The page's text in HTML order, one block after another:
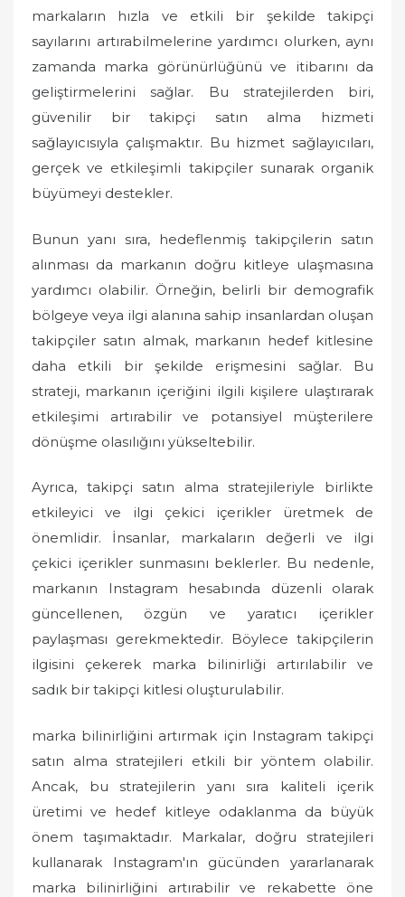
markaların hızla ve etkili bir şekilde takipçi
sayılarını artırabilmelerine yardımcı olurken, aynı
zamanda marka görünürlüğünü ve itibarını da
geliştirmelerini sağlar. Bu stratejilerden biri,
güvenilir bir takipçi satın alma hizmeti
sağlayıcısıyla çalışmaktır. Bu hizmet sağlayıcıları,
gerçek ve etkileşimli takipçiler sunarak organik
büyümeyi destekler.
Bunun yanı sıra, hedeflenmiş takipçilerin satın
alınması da markanın doğru kitleye ulaşmasına
yardımcı olabilir. Örneğin, belirli bir demografik
bölgeye veya ilgi alanına sahip insanlardan oluşan
takipçiler satın almak, markanın hedef kitlesine
daha etkili bir şekilde erişmesini sağlar. Bu
strateji, markanın içeriğini ilgili kişilere ulaştırarak
etkileşimi artırabilir ve potansiyel müşterilere
dönüşme olasılığını yükseltebilir.
Ayrıca, takipçi satın alma stratejileriyle birlikte
etkileyici ve ilgi çekici içerikler üretmek de
önemlidir. İnsanlar, markaların değerli ve ilgi
çekici içerikler sunmasını beklerler. Bu nedenle,
markanın Instagram hesabında düzenli olarak
güncellenen, özgün ve yaratıcı içerikler
paylaşması gerekmektedir. Böylece takipçilerin
ilgisini çekerek marka bilinirliği artırılabilir ve
sadık bir takipçi kitlesi oluşturulabilir.
marka bilinirliğini artırmak için Instagram takipçi
satın alma stratejileri etkili bir yöntem olabilir.
Ancak, bu stratejilerin yanı sıra kaliteli içerik
üretimi ve hedef kitleye odaklanma da büyük
önem taşımaktadır. Markalar, doğru stratejileri
kullanarak Instagram'ın gücünden yararlanarak
marka bilinirliğini artırabilir ve rekabette öne